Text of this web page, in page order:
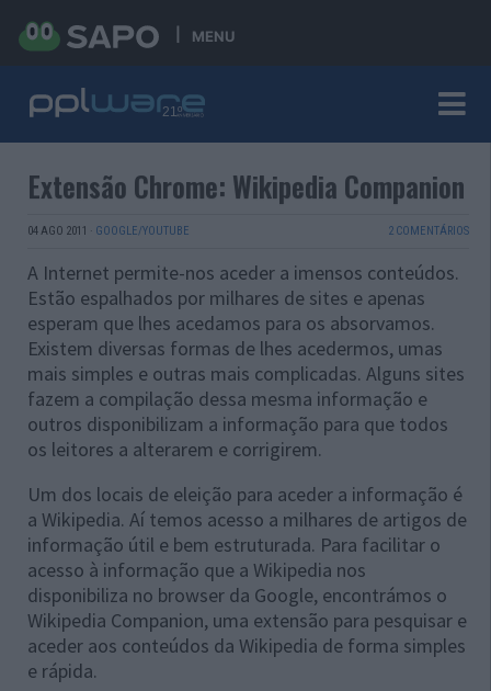
MENU
Extensão Chrome: Wikipedia Companion
04 AGO 2011 · GOOGLE/YOUTUBE 2 COMENTÁRIOS
A Internet permite-nos aceder a imensos conteúdos.
Estão espalhados por milhares de sites e apenas
esperam que lhes acedamos para os absorvamos.
Existem diversas formas de lhes acedermos, umas
mais simples e outras mais complicadas. Alguns sites
fazem a compilação dessa mesma informação e
outros disponibilizam a informação para que todos
os leitores a alterarem e corrigirem.
Um dos locais de eleição para aceder a informação é
a Wikipedia. Aí temos acesso a milhares de artigos de
informação útil e bem estruturada. Para facilitar o
acesso à informação que a Wikipedia nos
disponibiliza no browser da Google, encontrámos o
Wikipedia Companion, uma extensão para pesquisar e
aceder aos conteúdos da Wikipedia de forma simples
e rápida.